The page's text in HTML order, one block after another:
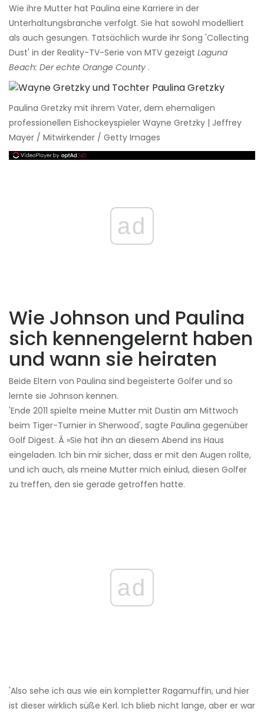
Wie ihre Mutter hat Paulina eine Karriere in der
Unterhaltungsbranche verfolgt. Sie hat sowohl modelliert
als auch gesungen. Tatsächlich wurde ihr Song 'Collecting
Dust' in der Reality-TV-Serie von MTV gezeigt Laguna
Beach: Der echte Orange County .
Paulina Gretzky mit ihrem Vater, dem ehemaligen
professionellen Eishockeyspieler Wayne Gretzky | Jeffrey
Mayer / Mitwirkender / Getty Images
ad
Wie Johnson und Paulina
sich kennengelernt haben
und wann sie heiraten
Beide Eltern von Paulina sind begeisterte Golfer und so
lernte sie Johnson kennen.
'Ende 2011 spielte meine Mutter mit Dustin am Mittwoch
beim Tiger-Turnier in Sherwood', sagte Paulina gegenüber
Golf Digest. Â »Sie hat ihn an diesem Abend ins Haus
eingeladen. Ich bin mir sicher, dass er mit den Augen rollte,
und ich auch, als meine Mutter mich einlud, diesen Golfer
zu treffen, den sie gerade getroffen hatte.
ad
'Also sehe ich aus wie ein kompletter Ragamuffin, und hier
ist dieser wirklich süße Kerl. Ich blieb nicht lange, aber er war